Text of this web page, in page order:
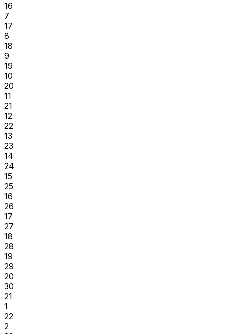
16
7
17
8
18
9
19
10
20
11
21
12
22
13
23
14
24
15
25
16
26
17
27
18
28
19
29
20
30
21
1
22
2